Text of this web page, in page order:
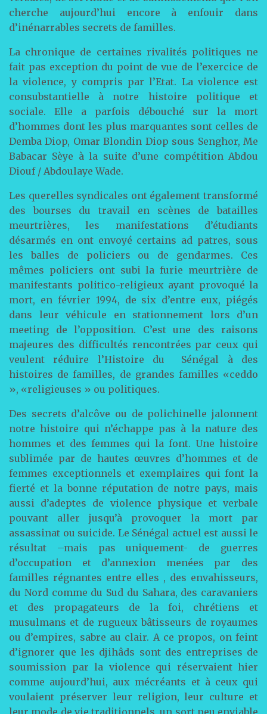
cherche aujourd’hui encore à enfouir dans
d’inénarrables secrets de familles.
La chronique de certaines rivalités politiques ne
fait pas exception du point de vue de l’exercice de
la violence, y compris par l’Etat. La violence est
consubstantielle à notre histoire politique et
sociale. Elle a parfois débouché sur la mort
d’hommes dont les plus marquantes sont celles de
Demba Diop, Omar Blondin Diop sous Senghor, Me
Babacar Sèye à la suite d’une compétition Abdou
Diouf / Abdoulaye Wade.
Les querelles syndicales ont également transformé
des bourses du travail en scènes de batailles
meurtrières, les manifestations d’étudiants
désarmés en ont envoyé certains ad patres, sous
les balles de policiers ou de gendarmes. Ces
mêmes policiers ont subi la furie meurtrière de
manifestants politico-religieux ayant provoqué la
mort, en février 1994, de six d’entre eux, piégés
dans leur véhicule en stationnement lors d’un
meeting de l’opposition. C’est une des raisons
majeures des difficultés rencontrées par ceux qui
veulent réduire l’Histoire du Sénégal à des
histoires de familles, de grandes familles «ceddo
», «religieuses » ou politiques.
Des secrets d’alcôve ou de polichinelle jalonnent
notre histoire qui n’échappe pas à la nature des
hommes et des femmes qui la font. Une histoire
sublimée par de hautes œuvres d’hommes et de
femmes exceptionnels et exemplaires qui font la
fierté et la bonne réputation de notre pays, mais
aussi d’adeptes de violence physique et verbale
pouvant aller jusqu’à provoquer la mort par
assassinat ou suicide. Le Sénégal actuel est aussi le
résultat –mais pas uniquement- de guerres
d’occupation et d’annexion menées par des
familles régnantes entre elles , des envahisseurs,
du Nord comme du Sud du Sahara, des caravaniers
et des propagateurs de la foi, chrétiens et
musulmans et de rugueux bâtisseurs de royaumes
ou d’empires, sabre au clair. A ce propos, on feint
d’ignorer que les djihâds sont des entreprises de
soumission par la violence qui réservaient hier
comme aujourd’hui, aux mécréants et à ceux qui
voulaient préserver leur religion, leur culture et
leur mode de vie traditionnels, un sort peu enviable